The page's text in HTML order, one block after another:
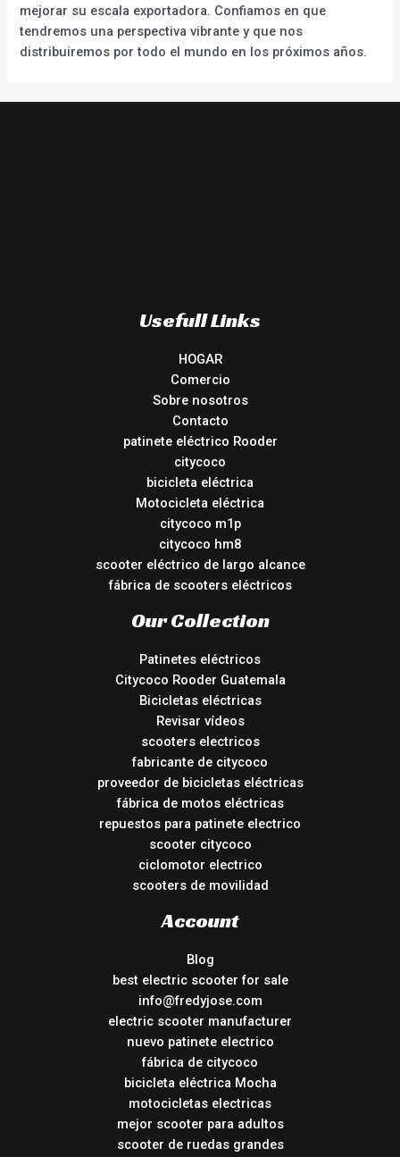
mejorar su escala exportadora. Confiamos en que
tendremos una perspectiva vibrante y que nos
distribuiremos por todo el mundo en los próximos años.
Usefull Links
HOGAR
Comercio
Sobre nosotros
Contacto
patinete eléctrico Rooder
citycoco
bicicleta eléctrica
Motocicleta eléctrica
citycoco m1p
citycoco hm8
scooter eléctrico de largo alcance
fábrica de scooters eléctricos
Our Collection
Patinetes eléctricos
Citycoco Rooder Guatemala
Bicicletas eléctricas
Revisar vídeos
scooters electricos
fabricante de citycoco
proveedor de bicicletas eléctricas
fábrica de motos eléctricas
repuestos para patinete electrico
scooter citycoco
ciclomotor electrico
scooters de movilidad
Account
Blog
best electric scooter for sale
info@fredyjose.com
electric scooter manufacturer
nuevo patinete electrico
fábrica de citycoco
bicicleta eléctrica Mocha
motocicletas electricas
mejor scooter para adultos
scooter de ruedas grandes